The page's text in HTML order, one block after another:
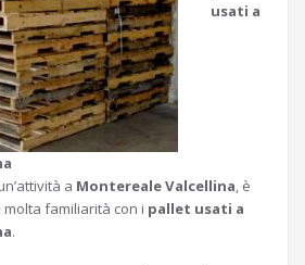
usati a
a Montereale Valcellina, è
familiarità con i pallet usati a
.